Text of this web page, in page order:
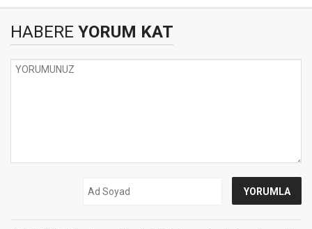
HABERE YORUM KAT